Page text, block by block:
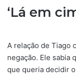
‘Lá em
A relação de Tiago
negação. Ele sabia
que queria decidir